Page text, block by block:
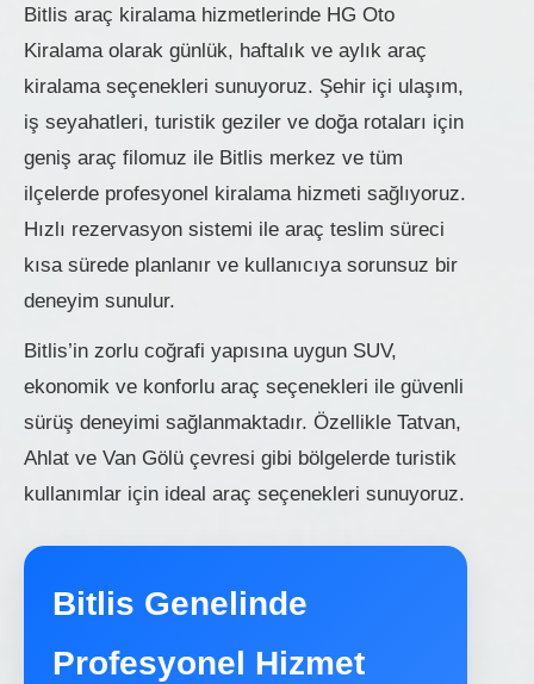
Bitlis araç kiralama hizmetlerinde HG Oto
Kiralama olarak günlük, haftalık ve aylık araç
kiralama seçenekleri sunuyoruz. Şehir içi ulaşım,
iş seyahatleri, turistik geziler ve doğa rotaları için
geniş araç filomuz ile Bitlis merkez ve tüm
ilçelerde profesyonel kiralama hizmeti sağlıyoruz.
Hızlı rezervasyon sistemi ile araç teslim süreci
kısa sürede planlanır ve kullanıcıya sorunsuz bir
deneyim sunulur.
Bitlis’in zorlu coğrafi yapısına uygun SUV,
ekonomik ve konforlu araç seçenekleri ile güvenli
sürüş deneyimi sağlanmaktadır. Özellikle Tatvan,
Ahlat ve Van Gölü çevresi gibi bölgelerde turistik
kullanımlar için ideal araç seçenekleri sunuyoruz.
Bitlis Genelinde
Profesyonel Hizmet